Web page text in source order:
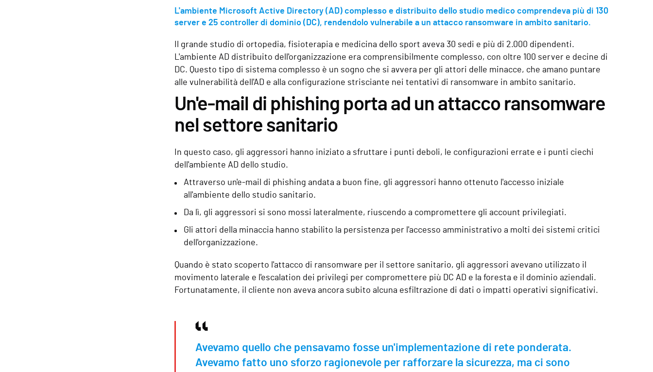
L'ambiente Microsoft Active Directory (AD) complesso e distribuito dello studio medico comprendeva più di 130
server e 25 controller di dominio (DC), rendendolo vulnerabile a un attacco ransomware in ambito sanitario.
Il grande studio di ortopedia, fisioterapia e medicina dello sport aveva 30 sedi e più di 2.000 dipendenti.
L'ambiente AD distribuito dell'organizzazione era comprensibilmente complesso, con oltre 100 server e decine di
DC. Questo tipo di sistema complesso è un sogno che si avvera per gli attori delle minacce, che amano puntare
alle vulnerabilità dell'AD e alla configurazione strisciante nei tentativi di ransomware in ambito sanitario.
Un'e-mail di phishing porta ad un attacco ransomware
nel settore sanitario
In questo caso, gli aggressori hanno iniziato a sfruttare i punti deboli, le configurazioni errate e i punti ciechi
dell'ambiente AD dello studio.
Attraverso un'e-mail di phishing andata a buon fine, gli aggressori hanno ottenuto l'accesso iniziale
all'ambiente dello studio sanitario.
Da lì, gli aggressori si sono mossi lateralmente, riuscendo a compromettere gli account privilegiati.
Gli attori della minaccia hanno stabilito la persistenza per l'accesso amministrativo a molti dei sistemi critici
dell'organizzazione.
Quando è stato scoperto l'attacco di ransomware per il settore sanitario, gli aggressori avevano utilizzato il
movimento laterale e l'escalation dei privilegi per compromettere più DC AD e la foresta e il dominio aziendali.
Fortunatamente, il cliente non aveva ancora subito alcuna esfiltrazione di dati o impatti operativi significativi.
Avevamo quello che pensavamo fosse un'implementazione di rete ponderata.
Avevamo fatto uno sforzo ragionevole per rafforzare la sicurezza, ma ci sono